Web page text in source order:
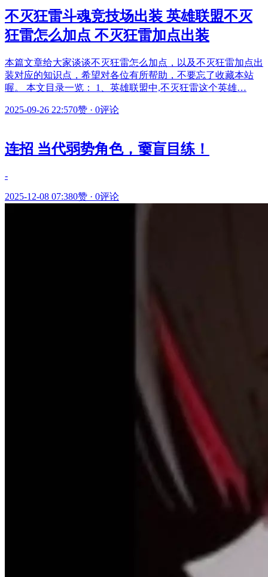
不灭狂雷斗魂竞技场出装 英雄联盟不灭
狂雷怎么加点 不灭狂雷加点出装
本篇文章给大家谈谈不灭狂雷怎么加点，以及不灭狂雷加点出
装对应的知识点，希望对各位有所帮助，不要忘了收藏本站
喔。 本文目录一览： 1、英雄联盟中,不灭狂雷这个英雄…
2025-09-26 22:570赞 · 0评论
连招 当代弱势角色，嫑盲目练！
-
2025-12-08 07:380赞 · 0评论